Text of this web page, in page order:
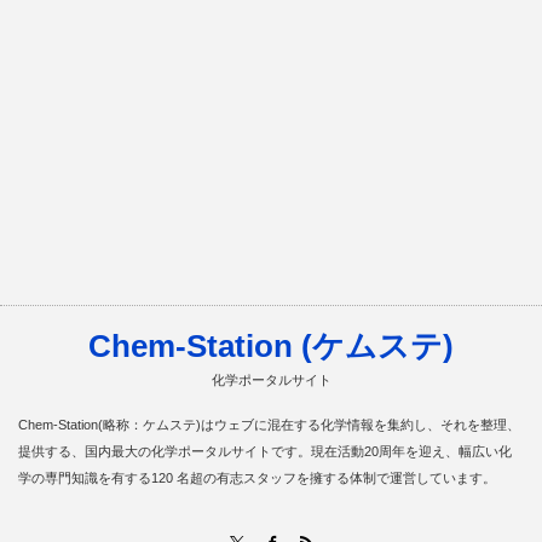
Chem-Station (ケムステ)
化学ポータルサイト
Chem-Station(略称：ケムステ)はウェブに混在する化学情報を集約し、それを整理、
提供する、国内最大の化学ポータルサイトです。現在活動20周年を迎え、幅広い化
学の専門知識を有する120 名超の有志スタッフを擁する体制で運営しています。